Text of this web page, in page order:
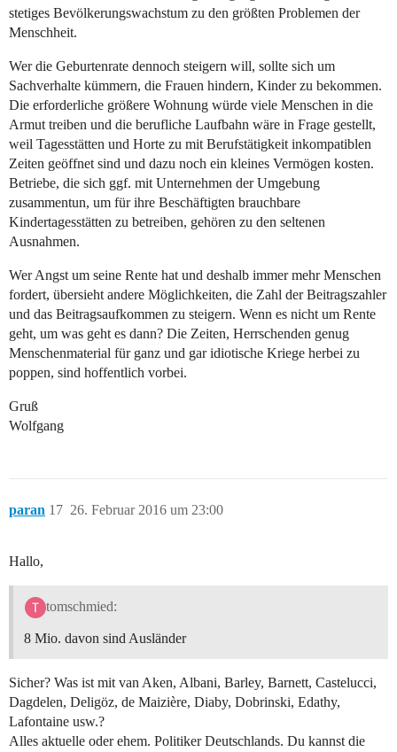
stetiges Bevölkerungswachstum zu den größten Problemen der
Menschheit.
Wer die Geburtenrate dennoch steigern will, sollte sich um
Sachverhalte kümmern, die Frauen hindern, Kinder zu bekommen.
Die erforderliche größere Wohnung würde viele Menschen in die
Armut treiben und die berufliche Laufbahn wäre in Frage gestellt,
weil Tagesstätten und Horte zu mit Berufstätigkeit inkompatiblen
Zeiten geöffnet sind und dazu noch ein kleines Vermögen kosten.
Betriebe, die sich ggf. mit Unternehmen der Umgebung
zusammentun, um für ihre Beschäftigten brauchbare
Kindertagesstätten zu betreiben, gehören zu den seltenen
Ausnahmen.
Wer Angst um seine Rente hat und deshalb immer mehr Menschen
fordert, übersieht andere Möglichkeiten, die Zahl der Beitragszahler
und das Beitragsaufkommen zu steigern. Wenn es nicht um Rente
geht, um was geht es dann? Die Zeiten, Herrschenden genug
Menschenmaterial für ganz und gar idiotische Kriege herbei zu
poppen, sind hoffentlich vorbei.
Gruß
Wolfgang
paran 26. Februar 2016 um 23:00
17
Hallo,
tomschmied:
8 Mio. davon sind Ausländer
Sicher? Was ist mit van Aken, Albani, Barley, Barnett, Castelucci,
Dagdelen, Deligöz, de Maizière, Diaby, Dobrinski, Edathy,
Lafontaine usw.?
Alles aktuelle oder ehem. Politiker Deutschlands. Du kannst die